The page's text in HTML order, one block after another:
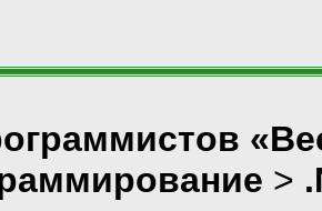
System.Web.Extensions,
>